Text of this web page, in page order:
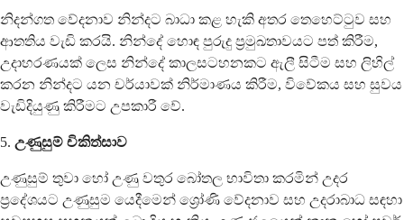
නිදන්ගත වේදනාව නින්දට බාධා කළ හැකි අතර තෙහෙට්ටුව සහ
ආතතිය වැඩි කරයි. නින්දේ හොඳ පුරුදු ප්‍රමුඛතාවයට පත් කිරීම,
උදාහරණයක් ලෙස නින්දේ කාලසටහනකට ඇලී සිටීම සහ ලිහිල්
කරන නින්දට යන චර්යාවක් නිර්මාණය කිරීම, විවේකය සහ සුවය
වැඩිදියුණු කිරීමට උපකාරී වේ.
5. උණුසුම් චිකිත්සාව
උණුසුම් තුවා හෝ උණු වතුර බෝතල භාවිතා කරමින් උදර
ප්‍රදේශයට උණුසුම යෙදීමෙන් ශ්‍රෝණි වේදනාව සහ උදරාබාධ සඳහා